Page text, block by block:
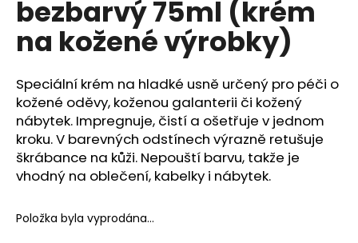
bezbarvý 75ml (krém
na kožené výrobky)
Speciální krém na hladké usně určený pro péči o
kožené oděvy, koženou galanterii či kožený
nábytek. Impregnuje, čistí a ošetřuje v jednom
kroku. V barevných odstínech výrazně retušuje
škrábance na kůži. Nepouští barvu, takže je
vhodný na oblečení, kabelky i nábytek.
Položka byla vyprodána…
a
j
t
?
HLEDAT